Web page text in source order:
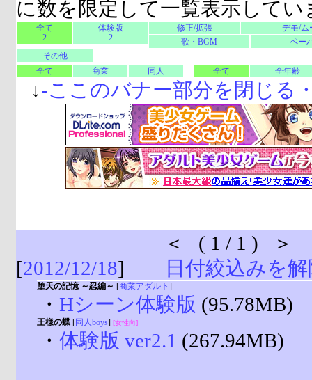
に数を限定して一覧表示してい
全て
2
体験版
2
修正/拡張
デモ/ム
歌・BGM
ペー
その他
全て
商業 同人 全て 全年齢
↓-ここのバナー部分を閉じる
＜ ( 1 / 1 ) ＞
[2012/12/18] 日付絞込みを
堕天の記憶 ～忍編～ [商業アダルト ]
・ Hシーン体験版 (95.78MB)
王様の蝶 [同人boys] [女性向]
・ 体験版 ver2.1 (267.94MB)